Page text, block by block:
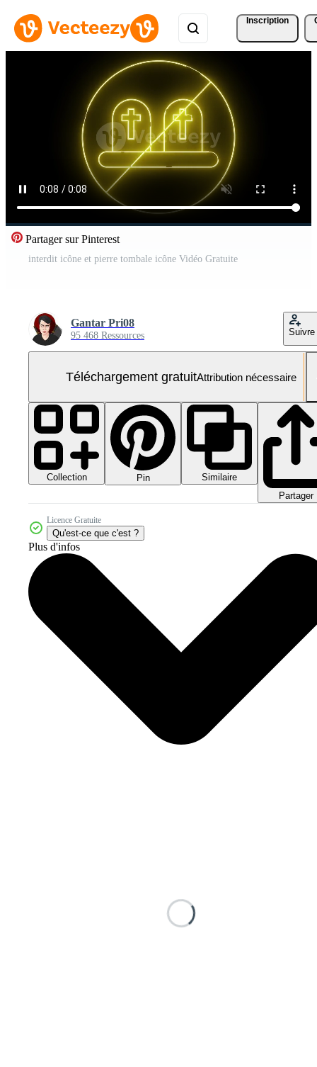
Inscription
Partager sur Pinterest
interdit icône et pierre tombale icône Vidéo Gratuite
Gantar Pri08
95 468 Ressources Suivre
Téléchargement gratuitAttribution nécessaire
Collection Pin
Similaire
Partager
Licence Gratuite
Qu'est-ce que c'est ?
Plus d'infos